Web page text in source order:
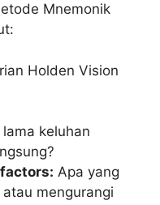
Mnemonik
Holden Vision
lama keluhan
Apa yang
mengurangi